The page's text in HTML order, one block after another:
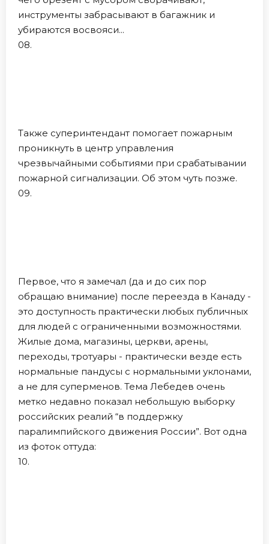
инструменты забрасывают в багажник и
убираются восвояси...
08.
Также суперинтендант помогает пожарным
проникнуть в центр управления
чрезвычайными событиями при срабатывании
пожарной сигнализации. Об этом чуть позже.
09.
Первое, что я замечал (да и до сих пор
обращаю внимание) после переезда в Канаду -
это доступность практически любых публичных
для людей с ограниченными возможностями.
Жилые дома, магазины, церкви, арены,
переходы, тротуары - практически везде есть
нормальные пандусы с нормальными уклонами,
а не для суперменов. Тема Лебедев очень
метко недавно показал небольшую выборку
российских реалий “в поддержку
паралимпийского движения России”. Вот одна
из фоток оттуда:
10.